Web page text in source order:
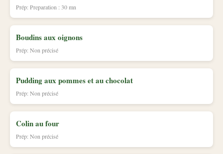
Prép: Preparation : 30 mn
Boudins aux oignons
Prép: Non précisé
Pudding aux pommes et au chocolat
Prép: Non précisé
Colin au four
Prép: Non précisé